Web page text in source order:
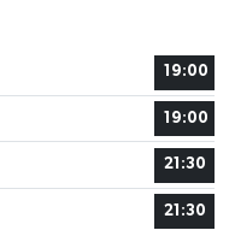
19:00
19:00
21:30
21:30